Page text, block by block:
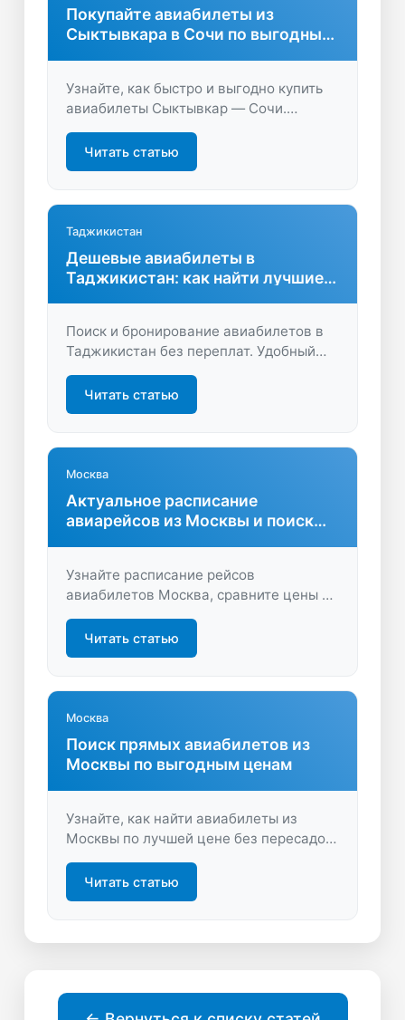
Покупайте авиабилеты из
Сыктывкара в Сочи по выгодным
Узнайте, как быстро и выгодно купить
авиабилеты Сыктывкар — Сочи.
сравнение цен и быстрый поиск —
летите на отдых по лучшей цене.
Читать статью
Таджикистан
Дешевые авиабилеты в
Таджикистан: как найти лучшие
Поиск и бронирование авиабилетов в
Таджикистан без переплат. Удобный
сервис, выгодные цены, быстрый
онлайн-поиск и сравнение вариантов.
Планируйте путешествие выгодно и
Читать статью
Москва
Актуальное расписание
авиарейсов из Москвы и поиск
Узнайте расписание рейсов
авиабилетов Москва, сравните цены и
выберите лучшие варианты для
путешествий. Быстрый поиск, свежая
информация, экономия времени и
перелёт уже сейчас!
Читать статью
Москва
Поиск прямых авиабилетов из
Москвы по выгодным ценам
Узнайте, как найти авиабилеты из
Москвы по лучшей цене без пересадок.
рейсы и выберите оптимальный
вариант для вашего путешествия.
Читать статью